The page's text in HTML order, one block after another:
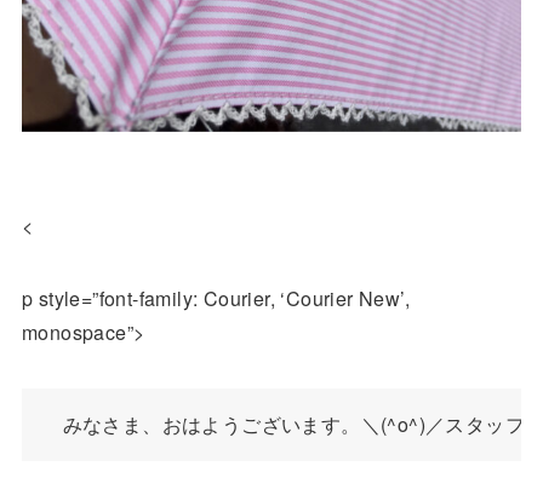
<
p style=”font-family: Courier, ‘Courier New’,
monospace”>